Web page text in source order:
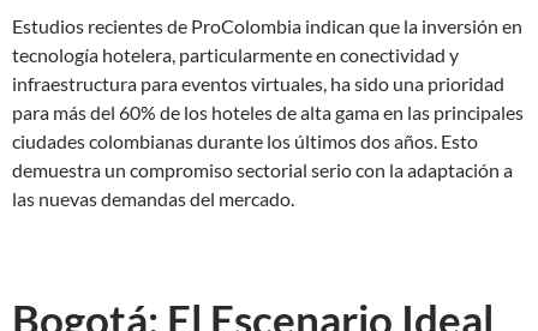
Estudios recientes de ProColombia indican que la inversión en
tecnología hotelera, particularmente en conectividad y
infraestructura para eventos virtuales, ha sido una prioridad
para más del 60% de los hoteles de alta gama en las principales
ciudades colombianas durante los últimos dos años. Esto
demuestra un compromiso sectorial serio con la adaptación a
las nuevas demandas del mercado.
Bogotá: El Escenario Ideal